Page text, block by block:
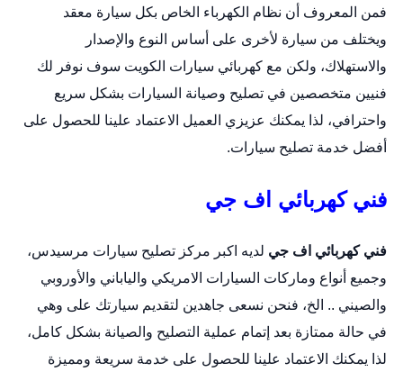
فمن المعروف أن نظام الكهرباء الخاص بكل سيارة معقد
ويختلف من سيارة لأخرى على أساس النوع والإصدار
والاستهلاك، ولكن مع كهربائي سيارات الكويت سوف نوفر لك
فنيين متخصصين في تصليح وصيانة السيارات بشكل سريع
واحترافي، لذا يمكنك عزيزي العميل الاعتماد علينا للحصول على
أفضل خدمة تصليح سيارات.
فني كهربائي اف جي
فني كهربائي اف جي لديه اكبر مركز تصليح سيارات مرسيدس،
وجميع أنواع وماركات السيارات الامريكي والياباني والأوروبي
والصيني .. الخ، فنحن نسعى جاهدين لتقديم سيارتك على وهي
في حالة ممتازة بعد إتمام عملية التصليح والصيانة بشكل كامل،
لذا يمكنك الاعتماد علينا للحصول على خدمة سريعة ومميزة